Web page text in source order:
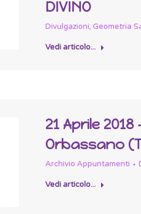
DIVINO
Divulgazioni, Geometria
Vedi articolo...
21 Aprile
Orbassano
Archivio Appuntamenti
Vedi articolo...